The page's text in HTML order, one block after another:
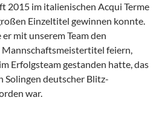
2015 im italienischen Acqui Terme
Einzeltitel gewinnen konnte.
mit unserem Team den
feiern,
Erfolgsteam gestanden hatte, das
Solingen deutscher Blitz-
war.